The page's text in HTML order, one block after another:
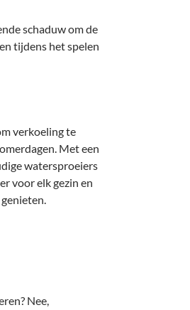
schaduw om de
tijdens het spelen
verkoeling te
Met een
watersproeiers
voor elk gezin en
Nee,